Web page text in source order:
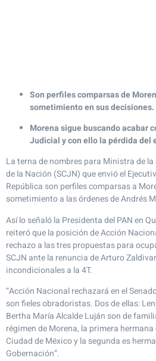
Son perfiles comparsas de
sometimiento en sus decisiones.
Morena sigue buscando acabar
Judicial y con ello la pérdida del
La terna de nombres para Ministra de
de la Nación (SCJN) que envió el
República son perfiles comparsas a
sometimiento a las órdenes de Andrés
Así lo señaló la Presidenta del PAN en
reiteró que la posición de Acción
rechazo a las tres propuestas para
SCJN ante la renuncia de Arturo
incondicionales a la 4T.
“Acción Nacional rechazará en el
son fieles obradoristas. Dos de ellas:
Bertha María Alcalde Luján son de
régimen de Morena, la primera
Ciudad de México y la segunda es
Gobernación”.